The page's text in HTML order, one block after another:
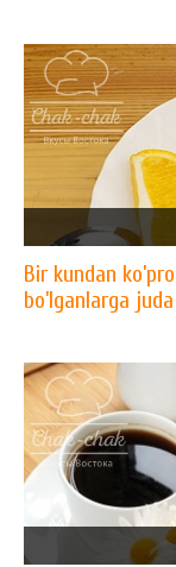
Bir kundan
bo’lganlarga